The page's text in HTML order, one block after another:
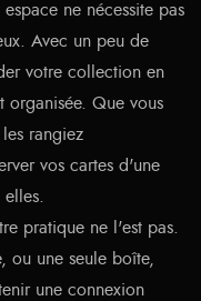
ne nécessite pas
Avec un peu de
votre collection en
organisée. Que vous
rangiez
vos cartes d'une
pratique ne l'est pas.
ou une seule boîte,
une connexion